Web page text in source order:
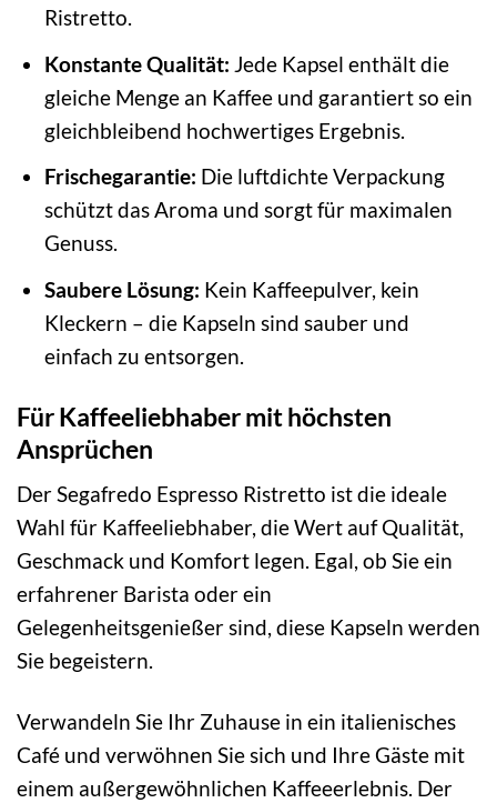
Ristretto.
Konstante Qualität: Jede Kapsel enthält die
gleiche Menge an Kaffee und garantiert so ein
gleichbleibend hochwertiges Ergebnis.
Frischegarantie: Die luftdichte Verpackung
schützt das Aroma und sorgt für maximalen
Genuss.
Saubere Lösung: Kein Kaffeepulver, kein
Kleckern – die Kapseln sind sauber und
einfach zu entsorgen.
Für Kaffeeliebhaber mit höchsten
Ansprüchen
Der Segafredo Espresso Ristretto ist die ideale
Wahl für Kaffeeliebhaber, die Wert auf Qualität,
Geschmack und Komfort legen. Egal, ob Sie ein
erfahrener Barista oder ein
Gelegenheitsgenießer sind, diese Kapseln werden
Sie begeistern.
Verwandeln Sie Ihr Zuhause in ein italienisches
Café und verwöhnen Sie sich und Ihre Gäste mit
einem außergewöhnlichen Kaffeeerlebnis. Der